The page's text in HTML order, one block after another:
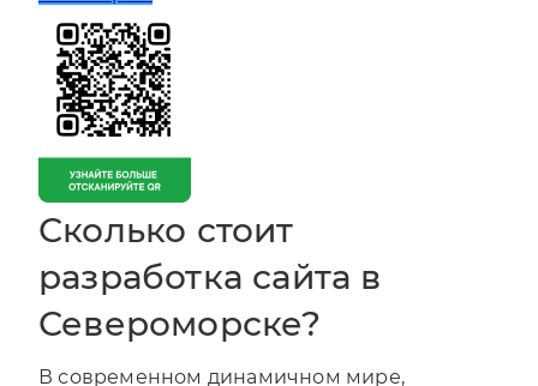
Сколько стоит
разработка сайта в
Североморске?